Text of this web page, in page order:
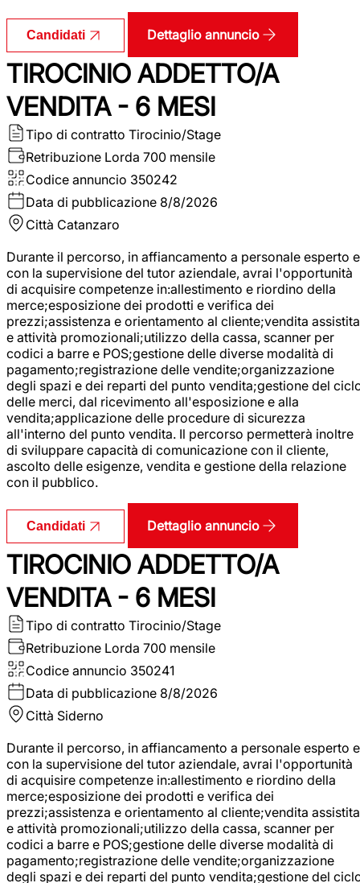
Candidati Dettaglio annuncio
TIROCINIO ADDETTO/A
VENDITA - 6 MESI
Tipo di contratto Tirocinio/Stage
Retribuzione Lorda 700 mensile
Codice annuncio 350242
Data di pubblicazione 8/8/2026
Città Catanzaro
Durante il percorso, in affiancamento a personale esperto e
con la supervisione del tutor aziendale, avrai l'opportunità
di acquisire competenze in:allestimento e riordino della
merce;esposizione dei prodotti e verifica dei
prezzi;assistenza e orientamento al cliente;vendita assistita
e attività promozionali;utilizzo della cassa, scanner per
codici a barre e POS;gestione delle diverse modalità di
pagamento;registrazione delle vendite;organizzazione
degli spazi e dei reparti del punto vendita;gestione del
delle merci, dal ricevimento all'esposizione e alla
vendita;applicazione delle procedure di sicurezza
all'interno del punto vendita. Il percorso permetterà inoltre
di sviluppare capacità di comunicazione con il cliente,
ascolto delle esigenze, vendita e gestione della relazione
con il pubblico.
Candidati Dettaglio annuncio
TIROCINIO ADDETTO/A
VENDITA - 6 MESI
Tipo di contratto Tirocinio/Stage
Retribuzione Lorda 700 mensile
Codice annuncio 350241
Data di pubblicazione 8/8/2026
Città Siderno
Durante il percorso, in affiancamento a personale esperto e
con la supervisione del tutor aziendale, avrai l'opportunità
di acquisire competenze in:allestimento e riordino della
merce;esposizione dei prodotti e verifica dei
prezzi;assistenza e orientamento al cliente;vendita assistita
e attività promozionali;utilizzo della cassa, scanner per
codici a barre e POS;gestione delle diverse modalità di
pagamento;registrazione delle vendite;organizzazione
degli spazi e dei reparti del punto vendita;gestione del